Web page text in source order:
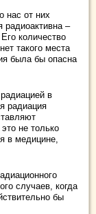
нас от них
–
количество
такого места
была бы опасна
в
радиация
не только
в медицине,
случаев, когда
бы